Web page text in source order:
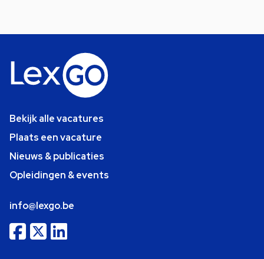
Bekijk alle vacatures
Plaats een vacature
Nieuws & publicaties
Opleidingen & events
info@lexgo.be